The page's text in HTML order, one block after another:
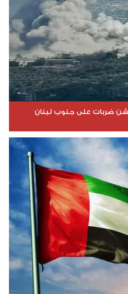
تشن ضربات على جنوب لبنان